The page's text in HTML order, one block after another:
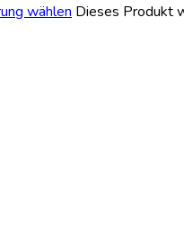
wählen Dieses Produkt